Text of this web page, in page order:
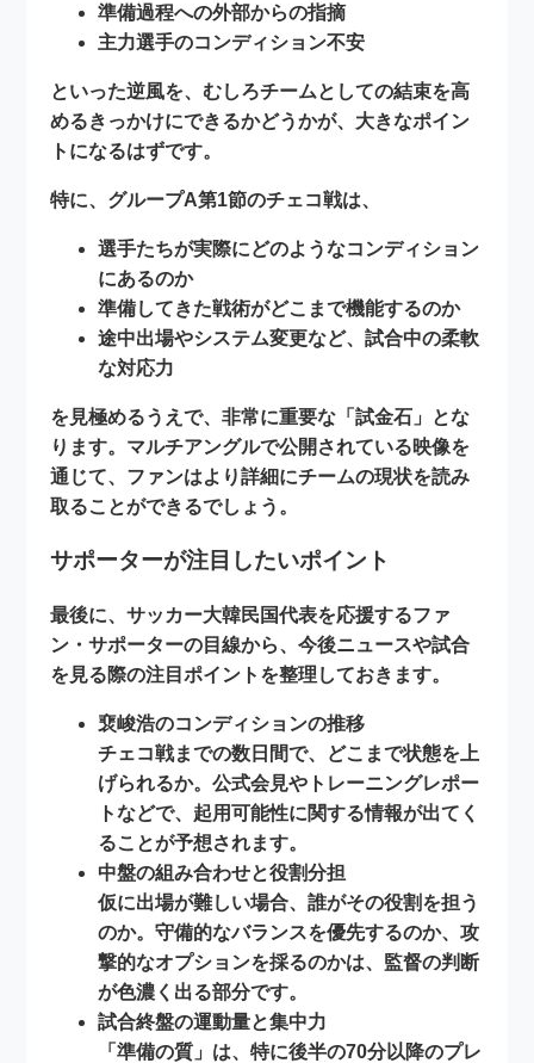
準備過程への外部からの指摘
主力選手のコンディション不安
といった逆風を、むしろチームとしての結束を高
めるきっかけにできるかどうかが、大きなポイン
トになるはずです。
特に、グループA第1節のチェコ戦は、
選手たちが実際にどのようなコンディション
にあるのか
準備してきた戦術がどこまで機能するのか
途中出場やシステム変更など、試合中の柔軟
な対応力
を見極めるうえで、非常に重要な「試金石」とな
ります。マルチアングルで公開されている映像を
通じて、ファンはより詳細にチームの現状を読み
取ることができるでしょう。
サポーターが注目したいポイント
最後に、サッカー大韓民国代表を応援するファ
ン・サポーターの目線から、今後ニュースや試合
を見る際の注目ポイントを整理しておきます。
裵峻浩のコンディションの推移
チェコ戦までの数日間で、どこまで状態を上
げられるか。公式会見やトレーニングレポー
トなどで、起用可能性に関する情報が出てく
ることが予想されます。
中盤の組み合わせと役割分担
仮に出場が難しい場合、誰がその役割を担う
のか。守備的なバランスを優先するのか、攻
撃的なオプションを採るのかは、監督の判断
が色濃く出る部分です。
試合終盤の運動量と集中力
「準備の質」は、特に後半の70分以降のプレ